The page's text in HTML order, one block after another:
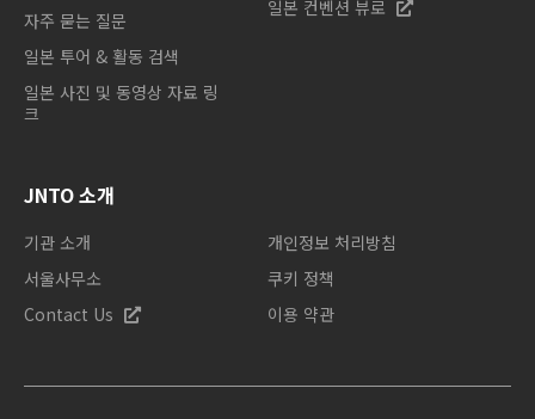
자주 묻는 질문
일본 투어 & 활동 검색
일본 사진 및 동영상 자료 링
크
일본 컨벤션 뷰로
JNTO 소개
기관 소개
서울사무소
Contact Us
개인정보 처리방침
쿠키 정책
이용 약관